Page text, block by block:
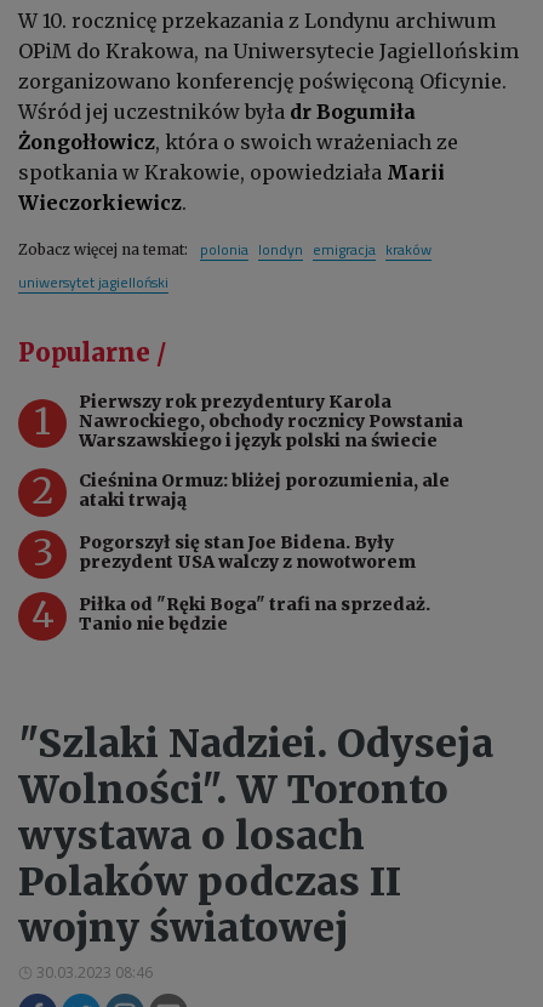
W 10. rocznicę przekazania z Londynu archiwum
OPiM do Krakowa, na Uniwersytecie Jagiellońskim
zorganizowano konferencję poświęconą Oficynie.
Wśród jej uczestników była dr Bogumiła
Żongołłowicz, która o swoich wrażeniach ze
spotkania w Krakowie, opowiedziała Marii
Wieczorkiewicz.
Zobacz więcej na temat: polonia londyn emigracja kraków
uniwersytet jagielloński
Popularne /
1
Pierwszy rok prezydentury Karola
Nawrockiego, obchody rocznicy Powstania
Warszawskiego i język polski na świecie
2
Cieśnina Ormuz: bliżej porozumienia, ale
ataki trwają
3
Pogorszył się stan Joe Bidena. Były
prezydent USA walczy z nowotworem
4
Piłka od "Ręki Boga" trafi na sprzedaż.
Tanio nie będzie
"Szlaki Nadziei. Odyseja
Wolności". W Toronto
wystawa o losach
Polaków podczas II
wojny światowej
30.03.2023 08:46